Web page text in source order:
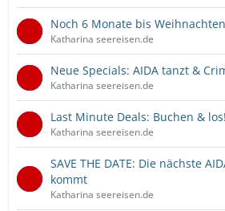
Noch 6 Monate bis
Katharina seereisen.de
Neue Specials: AIDA tanzt &
Katharina seereisen.de
Last Minute Deals: Buchen & los!
Katharina seereisen.de
SAVE THE DATE: Die nächste
kommt
Katharina seereisen.de